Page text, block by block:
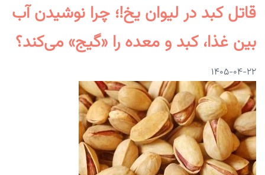
قاتل کبد در لیوان یخ!؛ چرا نوشیدن آب
بین غذا، کبد و معده را «گیج» می‌کند؟
۱۴۰۵-۰۴-۲۲